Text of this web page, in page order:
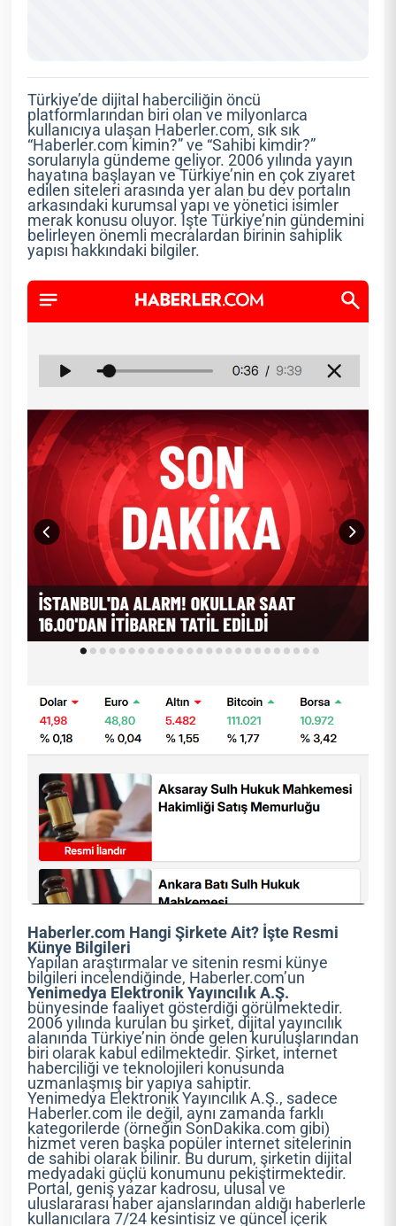
Türkiye’de dijital haberciliğin öncü
platformlarından biri olan ve milyonlarca
kullanıcıya ulaşan Haberler.com, sık sık
“Haberler.com kimin?” ve “Sahibi kimdir?”
sorularıyla gündeme geliyor. 2006 yılında yayın
hayatına başlayan ve Türkiye’nin en çok ziyaret
edilen siteleri arasında yer alan bu dev portalın
arkasındaki kurumsal yapı ve yönetici isimler
merak konusu oluyor. İşte Türkiye’nin gündemini
belirleyen önemli mecralardan birinin sahiplik
yapısı hakkındaki bilgiler.
Haberler.com Hangi Şirkete Ait? İşte Resmi
Künye Bilgileri
Yapılan araştırmalar ve sitenin resmi künye
bilgileri incelendiğinde, Haberler.com’un
Yenimedya Elektronik Yayıncılık A.Ş.
bünyesinde faaliyet gösterdiği görülmektedir.
2006 yılında kurulan bu şirket, dijital yayıncılık
alanında Türkiye’nin önde gelen kuruluşlarından
biri olarak kabul edilmektedir. Şirket, internet
haberciliği ve teknolojileri konusunda
uzmanlaşmış bir yapıya sahiptir.
Yenimedya Elektronik Yayıncılık A.Ş., sadece
Haberler.com ile değil, aynı zamanda farklı
kategorilerde (örneğin SonDakika.com gibi)
hizmet veren başka popüler internet sitelerinin
de sahibi olarak bilinir. Bu durum, şirketin dijital
medyadaki güçlü konumunu pekiştirmektedir.
Portal, geniş yazar kadrosu, ulusal ve
uluslararası haber ajanslarından aldığı haberlerle
kullanıcılara 7/24 kesintisiz ve güncel içerik